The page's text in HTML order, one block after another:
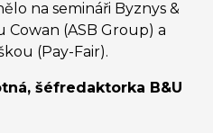
na semináři Byznys &
(ASB Group) a
(Pay-Fair).
šéfredaktorka B&U